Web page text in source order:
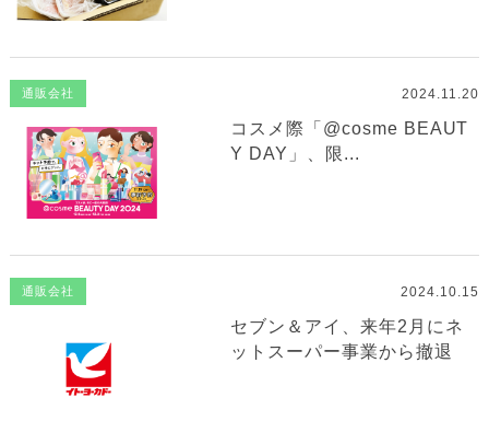
通販会社 2024.11.20
コスメ際「@cosme BEAUT
Y DAY」、限...
通販会社 2024.10.15
セブン＆アイ、来年2月にネ
ットスーパー事業から撤退